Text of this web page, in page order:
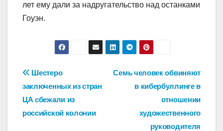
лет ему дали за надругательство над останками
Гоуэн.
Навигация
по
записям
Семь человек обвиняют
в кибербуллинге в
отношении
художественного
руководителя
Шестеро
заключенных из стран
ЦА сбежали из
российской колонии